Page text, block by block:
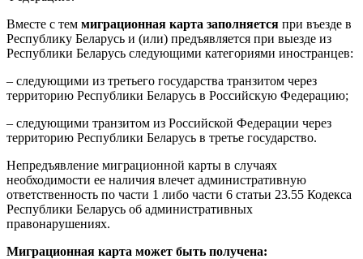
Вместе с тем миграционная карта заполняется при въезде в
Республику Беларусь и (или) предъявляется при выезде из
Республики Беларусь следующими категориями иностранцев:
– следующими из третьего государства транзитом через
территорию Республики Беларусь в Российскую Федерацию;
– следующими транзитом из Российской Федерации через
территорию Республики Беларусь в третье государство.
Непредъявление миграционной карты в случаях
необходимости ее наличия влечет административную
ответственность по части 1 либо части 6 статьи 23.55 Кодекса
Республики Беларусь об административных
правонарушениях.
Миграционная карта может быть получена: